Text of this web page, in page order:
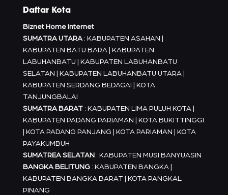
Daftar Kota
Biznet Home Internet
SUMATRA UTARA: KABUPATEN ASAHAN |
KABUPATEN BATU BARA | KABUPATEN
LABUHANBATU | KABUPATEN LABUHANBATU
SELATAN | KABUPATEN LABUHANBATU UTARA |
KABUPATEN SERDANG BEDAGAI | KOTA
TANJUNGBALAI
SUMATRA BARAT: KABUPATEN LIMA PULUH KOTA |
KABUPATEN PADANG PARIAMAN | KOTA BUKITTINGGI
| KOTA PADANG PANJANG | KOTA PARIAMAN | KOTA
PAYAKUMBUH
SUMATREA SELATAN : KABUPATEN MUSI BANYUASIN
BANGKA BELITUNG: KABUPATEN BANGKA |
KABUPATEN BANGKA BARAT | KOTA PANGKAL
PINANG